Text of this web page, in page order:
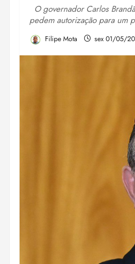
O governador Carlos
pedem autorização para um
Filipe Mota sex 01/05/